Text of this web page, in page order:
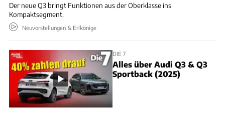
Der neue Q3 bringt Funktionen aus der Oberklasse ins
Kompaktsegment.
Neuvorstellungen & Erlkönige
DIE 7
Alles über Audi Q3 & Q3
Sportback (2025)